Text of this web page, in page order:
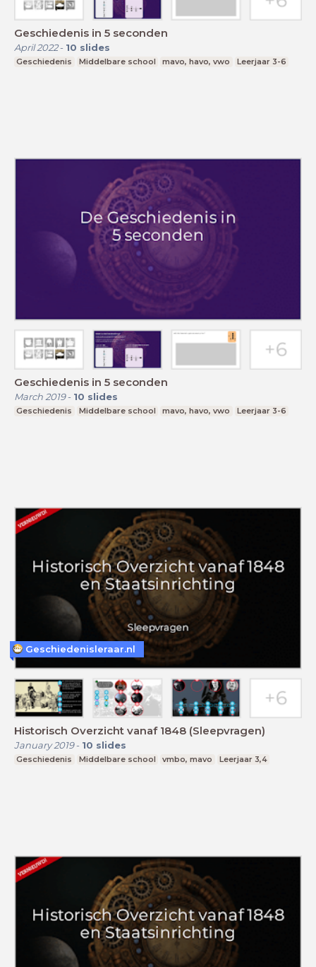
Geschiedenis in 5 seconden
April 2022- 10 slides
Geschiedenis Middelbare school mavo, havo, vwo Leerjaar 3-6
Geschiedenis in 5 seconden
March 2019- 10 slides
Geschiedenis Middelbare school mavo, havo, vwo Leerjaar 3-6
Historisch Overzicht vanaf 1848 (Sleepvragen)
January 2019- 10 slides
Geschiedenis Middelbare school vmbo, mavo Leerjaar 3,4
Geschiedenisleraar.nl